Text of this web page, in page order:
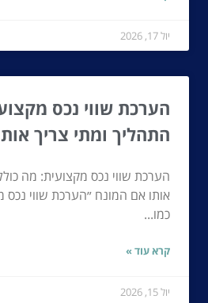
יול 17, 2026
הערכת שווי נכס
התהליך ומתי צריך
הערכת שווי נכס מקצועית: מה
אותו אם המונח ״הערכת שווי
כמו...
קרא עוד »
יול 15, 2026